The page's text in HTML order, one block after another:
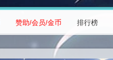
赞助/会员/金币 排行榜